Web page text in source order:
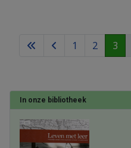
1 2 3
In onze bibliotheek